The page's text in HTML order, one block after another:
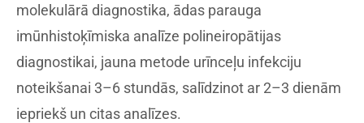
molekulārā diagnostika, ādas parauga
imūnhistoķīmiska analīze polineiropātijas
diagnostikai, jauna metode urīnceļu infekciju
noteikšanai 3–6 stundās, salīdzinot ar 2–3 dienām
iepriekš un citas analīzes.